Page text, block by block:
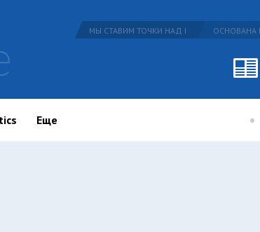
МЫ СТАВИМ ТОЧКИ НАД I ОСНОВАНА
Еще